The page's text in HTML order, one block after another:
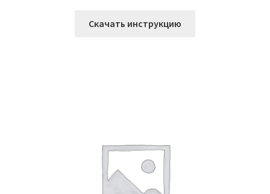
Скачать инструкцию